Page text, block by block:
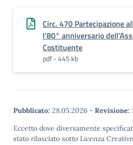
Circ. 470 Partecipazione
l’80° anniversario
Costituente
pdf - 445 kb
Pubblicato: 28.05.2026 - Revisione:
Eccetto dove diversamente
stato rilasciato sotto Licenza